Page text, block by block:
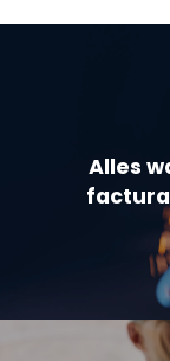
Alles